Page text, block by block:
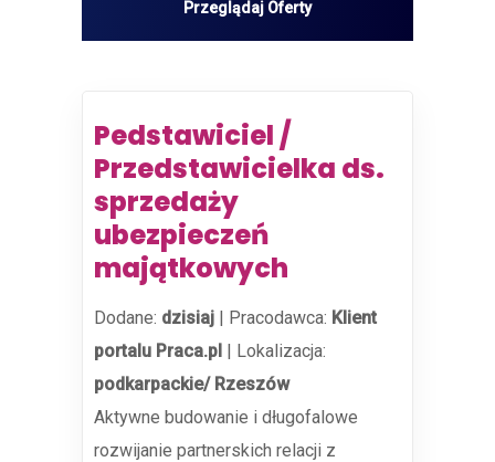
Pedstawiciel /
Przedstawicielka ds.
sprzedaży
ubezpieczeń
majątkowych
Dodane: dzisiaj | Pracodawca: Klient
portalu Praca.pl | Lokalizacja:
podkarpackie/ Rzeszów
Aktywne budowanie i długofalowe
rozwijanie partnerskich relacji z